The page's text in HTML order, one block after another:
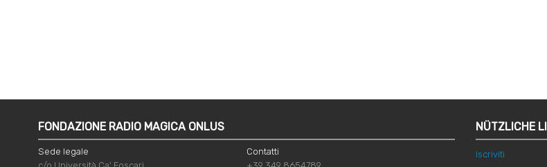
FONDAZIONE RADIO MAGICA ONLUS
Sede legale
Contatti
NÜTZLICHE
Iscriviti